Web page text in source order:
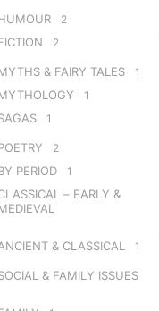
2
2
& FAIRY TALES 1
1
1
2
PERIOD 1
– EARLY &
& CLASSICAL 1
& FAMILY ISSUES